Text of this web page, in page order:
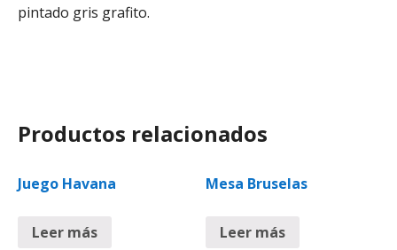
pintado gris grafito.
Productos relacionados
Juego Havana
Leer más
Mesa Bruselas
Leer más